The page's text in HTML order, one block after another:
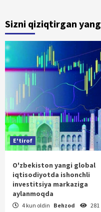
Sizni qiziqtirgan
E'tirof
O'zbekiston yangi global
iqtisodiyotda ishonchli
investitsiya markaziga
aylanmoqda
4 kun oldin Behzod 281